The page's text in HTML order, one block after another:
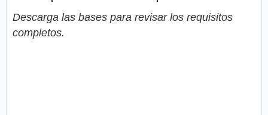
Descarga las bases para revisar los requisitos
completos.